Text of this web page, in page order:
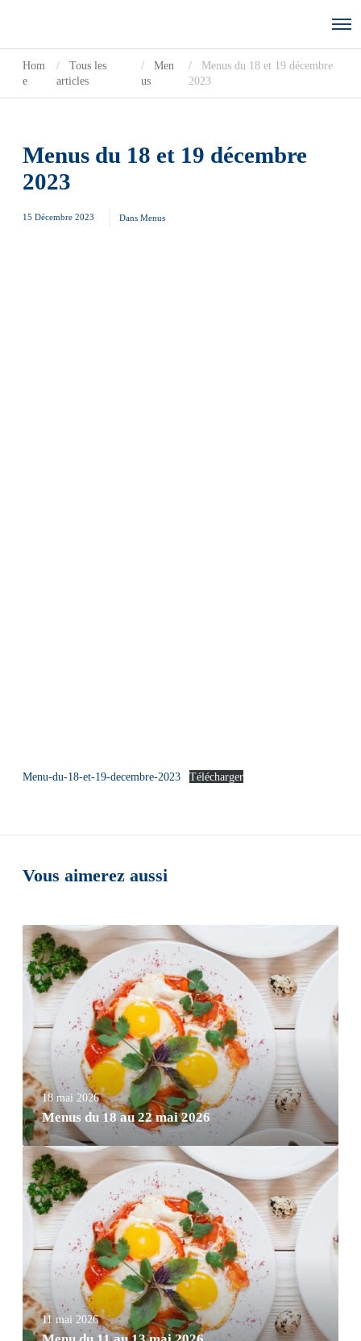
Hom
e
Tous les
articles
Men
us
Menus du 18 et 19 décembre
2023
Menus du 18 et 19 décembre
2023
15 Décembre 2023 Dans Menus
Menu-du-18-et-19-decembre-2023 Télécharger
Vous aimerez aussi
18 mai 2026
Menus du 18 au 22 mai 2026
11 mai 2026